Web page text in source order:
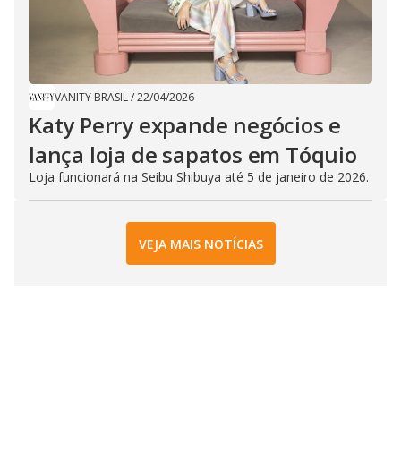
VANITY BRASIL/22/04/2026
Katy Perry expande negócios e
lança loja de sapatos em Tóquio
Loja funcionará na Seibu Shibuya até 5 de janeiro de 2026.
VEJA MAIS NOTÍCIAS